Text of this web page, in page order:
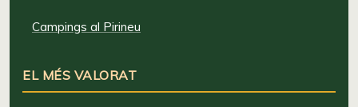
Campings al Pirineu
EL MÉS VALORAT